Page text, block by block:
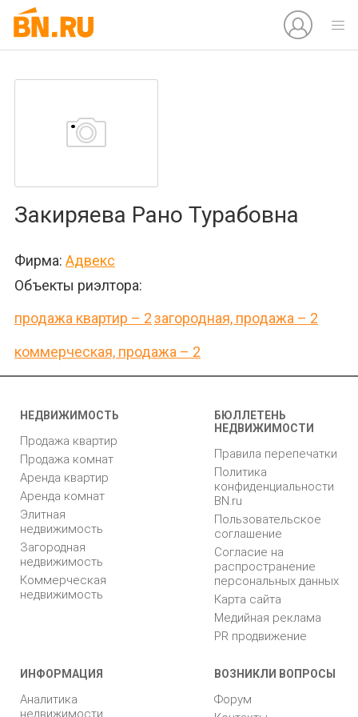
Закиряева Рано Турабовна
Фирма: Адвекс
Объекты риэлтора:
продажа квартир – 2загородная, продажа – 2
коммерческая, продажа – 2
НЕДВИЖИМОСТЬ
Продажа квартир
Продажа комнат
Аренда квартир
Аренда комнат
Элитная
недвижимость
Загородная
недвижимость
Коммерческая
недвижимость
БЮЛЛЕТЕНЬ
НЕДВИЖИМОСТИ
Правила перепечатки
Политика
конфиденциальности
BN.ru
Пользовательское
соглашение
Согласие на
распространение
персональных данных
Карта сайта
Медийная реклама
PR продвижение
ИНФОРМАЦИЯ
Аналитика
недвижимости
ВОЗНИКЛИ ВОПРОСЫ
Форум